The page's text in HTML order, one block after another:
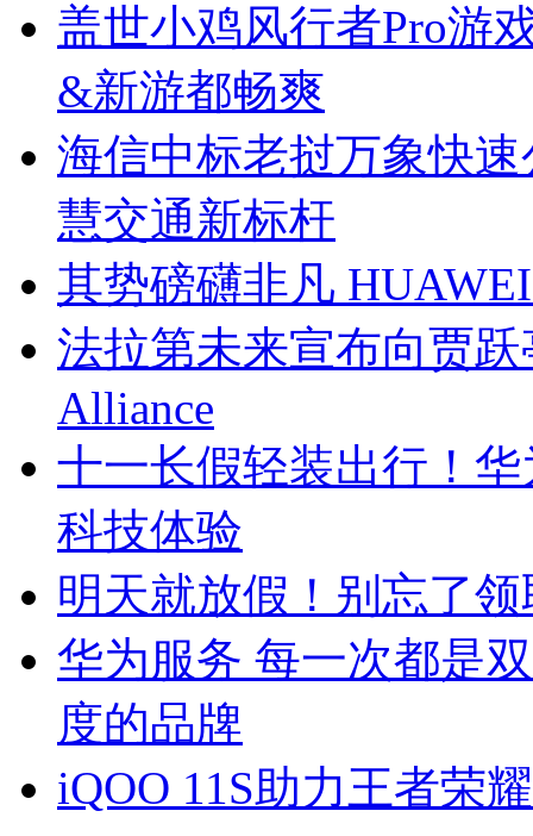
盖世小鸡风行者Pro游
&新游都畅爽
海信中标老挝万象快
慧交通新标杆
其势磅礴非凡
法拉第未来宣布向贾跃
Alliance
十一长假轻装出行！
科技体验
明天就放假！别忘了
华为服务 每一次都是
度的品牌
iQOO 11S助力王者荣